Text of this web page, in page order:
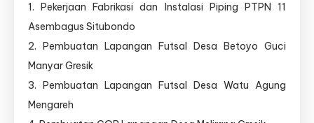
1. Pekerjaan Fabrikasi dan Instalasi Piping PTPN 11
Asembagus Situbondo
2. Pembuatan Lapangan Futsal Desa Betoyo Guci
Manyar Gresik
3. Pembuatan Lapangan Futsal Desa Watu Agung
Mengareh